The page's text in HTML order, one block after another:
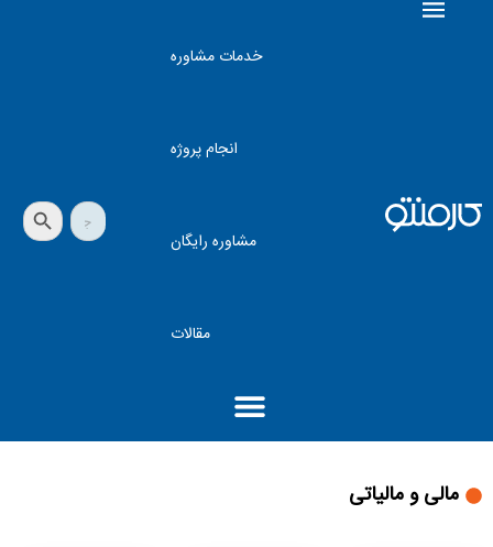
خدمات مشاوره
انجام پروژه
مشاوره رایگان
مقالات
جستجو
برای:
دکمه جستجو
مالی و مالیاتی